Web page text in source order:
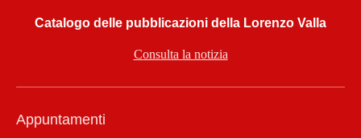
Catalogo delle pubblicazioni della Lorenzo Valla
Consulta la notizia
Appuntamenti